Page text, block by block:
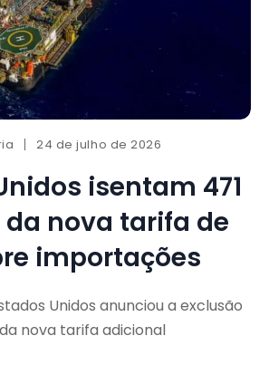
24 de julho de 2026
isentam 471
nova tarifa de
importações
Unidos anunciou a exclusão
nova tarifa adicional